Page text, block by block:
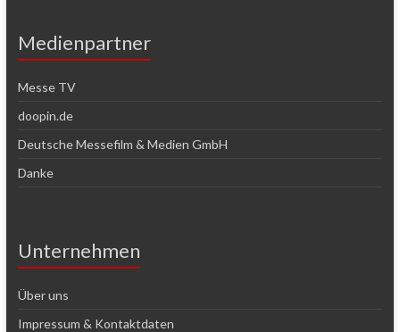
Medienpartner
Messe TV
doopin.de
Deutsche Messefilm & Medien GmbH
Danke
Unternehmen
Über uns
Impressum & Kontaktdaten